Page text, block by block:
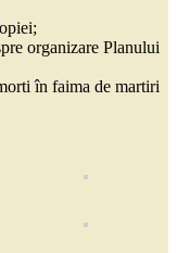
organizare Planului
în faima de martiri